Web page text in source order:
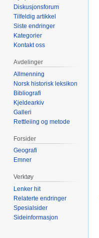
Diskusjonsforum
Tilfeldig artikkel
Siste endringer
Kategorier
Kontakt oss
Avdelinger
Allmenning
Norsk historisk leksikon
Bibliografi
Kjeldearkiv
Galleri
Rettleiing og metode
Forsider
Geografi
Emner
Verktøy
Lenker hit
Relaterte endringer
Spesialsider
Sideinformasjon